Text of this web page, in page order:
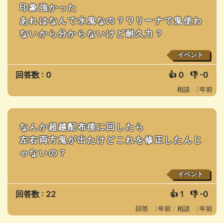
印象強かった
あれはなんで水鬼なの？ワリーナで鬼使わ
ないから分からないけど耐久力？
イベント
回答数 : 0 👍 0 👎 -0
相談 : 2年前
なんか超越配布後に回したら
左右両方鬼が出たけどこれを修正したんじ
ゃないの？
イベント
回答数 : 22 👍 1 👎 -0
回答 : 2年前 / 相談 : 2年前